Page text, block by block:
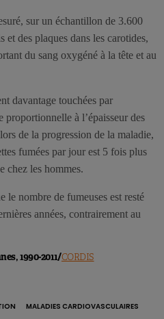
sur un échantillon de 3.600
et des plaques dans les carotides,
du sang oxygéné à la tête et au
davantage touchées par
proportionnelle à l’épaisseur des
de la progression de la maladie,
fumées par jour est 5 fois plus
chez les hommes.
le nombre de fumeuses est resté
années, contrairement au
1990-2011/CORDIS
MALADIES CARDIOVASCULAIRES